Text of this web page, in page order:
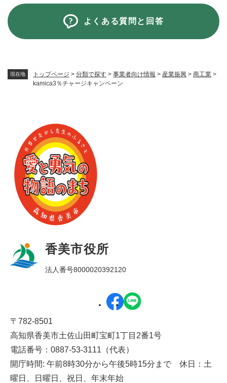
現在地 トップページ > 分類で探す > 事業者向け情報 > 産業振興 > 商工業 >
kamica3％チャージキャンペーン
よくある質問と回答
香美市役所
法人番号8000020392120
〒782-8501
高知県香美市土佐山田町宝町1丁目2番1号
電話番号：0887-53-3111（代表）
開庁時間: 午前8時30分から午後5時15分まで 休日：土
曜日、日曜日、祝日、年末年始